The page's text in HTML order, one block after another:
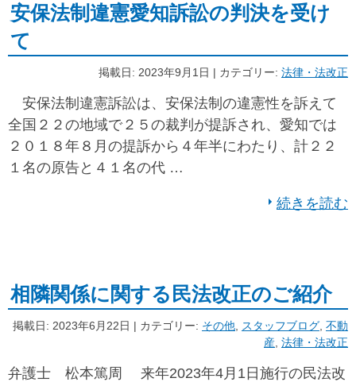
安保法制違憲愛知訴訟の判決を受け
て
掲載日: 2023年9月1日 | カテゴリー: 法律・法改正
安保法制違憲訴訟は、安保法制の違憲性を訴えて
全国２２の地域で２５の裁判が提訴され、愛知では
２０１８年８月の提訴から４年半にわたり、計２２
１名の原告と４１名の代 …
続きを読む
相隣関係に関する民法改正のご紹介
掲載日: 2023年6月22日 | カテゴリー: その他 スタッフブログ 不動
産 法律・法改正
弁護士 松本篤周 来年2023年4月1日施行の民法改